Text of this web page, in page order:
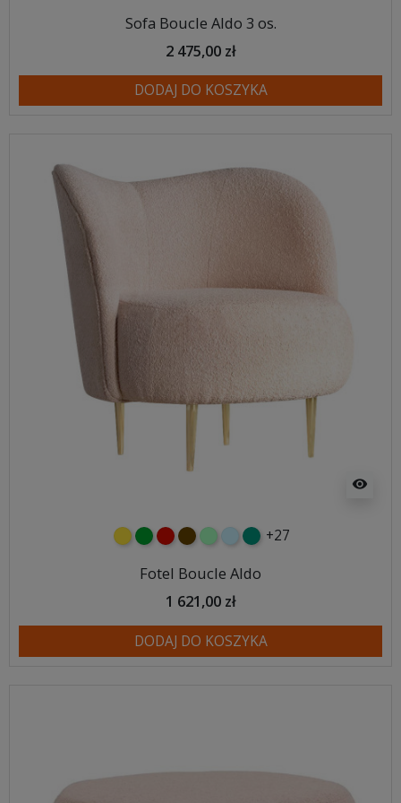
Sofa Boucle Aldo 3 os.
2 475,00 zł
DODAJ DO KOSZYKA
visibility
żółtyzielonyczerwony
czekoladowy
miętowybłękitny
turkusowy
+27
Fotel Boucle Aldo
1 621,00 zł
DODAJ DO KOSZYKA